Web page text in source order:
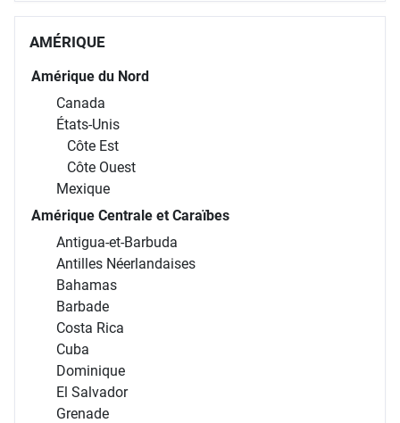
AMÉRIQUE
Amérique du Nord
Canada
États-Unis
Côte Est
Côte Ouest
Mexique
Amérique Centrale et Caraïbes
Antigua-et-Barbuda
Antilles Néerlandaises
Bahamas
Barbade
Costa Rica
Cuba
Dominique
El Salvador
Grenade